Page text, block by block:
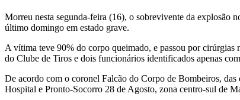
Morreu nesta segunda-feira (16), o sobrevivente da explosão
último domingo em estado grave.
A vítima teve 90% do corpo queimado, e passou por
do Clube de Tiros e dois funcionários identificados apenas
De acordo com o coronel Falcão do Corpo de Bombeiros,
Hospital e Pronto-Socorro 28 de Agosto, zona centro-sul de